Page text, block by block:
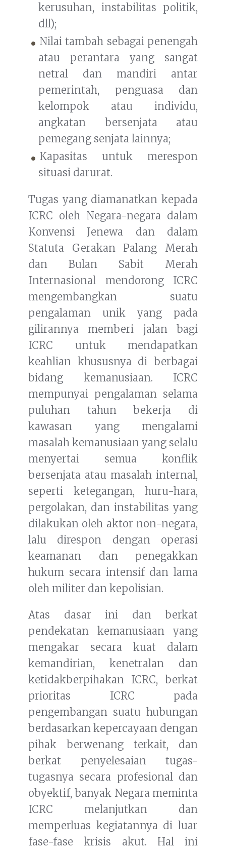
kerusuhan, instabilitas politik,
dll);
Nilai tambah sebagai penengah
atau perantara yang sangat
netral dan mandiri antar
pemerintah, penguasa dan
kelompok atau individu,
angkatan bersenjata atau
pemegang senjata lainnya;
Kapasitas untuk merespon
situasi darurat.
Tugas yang diamanatkan kepada
ICRC oleh Negara-negara dalam
Konvensi Jenewa dan dalam
Statuta Gerakan Palang Merah
dan Bulan Sabit Merah
Internasional mendorong ICRC
mengembangkan suatu
pengalaman unik yang pada
gilirannya memberi jalan bagi
ICRC untuk mendapatkan
keahlian khususnya di berbagai
bidang kemanusiaan. ICRC
mempunyai pengalaman selama
puluhan tahun bekerja di
kawasan yang mengalami
masalah kemanusiaan yang selalu
menyertai semua konflik
bersenjata atau masalah internal,
seperti ketegangan, huru-hara,
pergolakan, dan instabilitas yang
dilakukan oleh aktor non-negara,
lalu direspon dengan operasi
keamanan dan penegakkan
hukum secara intensif dan lama
oleh militer dan kepolisian.
Atas dasar ini dan berkat
pendekatan kemanusiaan yang
mengakar secara kuat dalam
kemandirian, kenetralan dan
ketidakberpihakan ICRC, berkat
prioritas ICRC pada
pengembangan suatu hubungan
berdasarkan kepercayaan dengan
pihak berwenang terkait, dan
berkat penyelesaian tugas-
tugasnya secara profesional dan
obyektif, banyak Negara meminta
ICRC melanjutkan dan
memperluas kegiatannya di luar
fase-fase krisis akut. Hal ini